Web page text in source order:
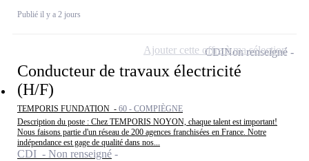
Publié il y a 2 jours
Conducteur de travaux électricité
(H/F)
TEMPORIS FUNDATION - 60 - COMPIÈGNE
Description du poste : Chez TEMPORIS NOYON, chaque talent est important!
Nous faisons partie d'un réseau de 200 agences franchisées en France. Notre
indépendance est gage de qualité dans nos...
CDI - Non renseigné
CDINon renseigné
Ajouter cette offre à ma sélection